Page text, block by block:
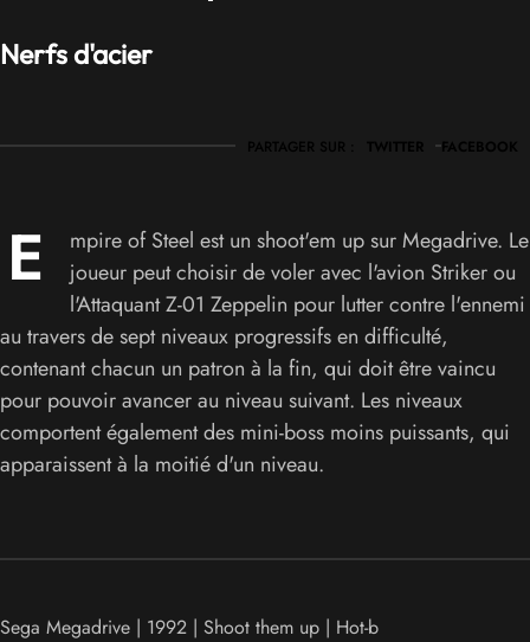
Nerfs d'acier
PARTAGER SUR : TWITTER FACEBOOK
E
mpire of Steel est un shoot'em up sur Megadrive. Le
joueur peut choisir de voler avec l'avion Striker ou
l'Attaquant Z-01 Zeppelin pour lutter contre l'ennemi
au travers de sept niveaux progressifs en difficulté,
contenant chacun un patron à la fin, qui doit être vaincu
pour pouvoir avancer au niveau suivant. Les niveaux
comportent également des mini-boss moins puissants, qui
apparaissent à la moitié d'un niveau.
Sega Megadrive | 1992 | Shoot them up | Hot-b